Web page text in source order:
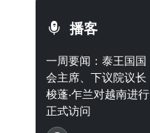
播客
一周要闻：泰王国国
会主席、下议院议长
梭蓬·乍兰对越南进行
正式访问